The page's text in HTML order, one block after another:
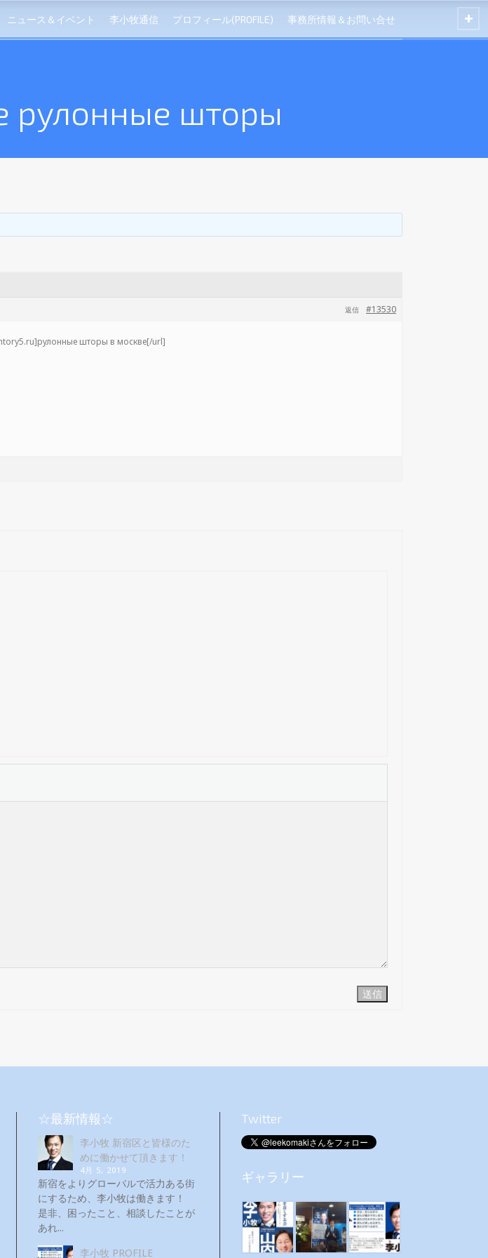
ニュース＆イベント 李小牧通信 プロフィール(PROFILE) 事務所情報＆お問い合せ
рулонные шторы
#13530
返信
шторы в москве[/url]
送信
☆最新情報☆
李小牧 新宿区と皆様のた
めに働かせて頂きます！
4月 5, 2019
新宿をよりグローバルで活力ある街
にするため、李小牧は働きます！
是非、困ったこと、相談したことが
あれ...
李小牧 PROFILE
Twitter
ギャラリー